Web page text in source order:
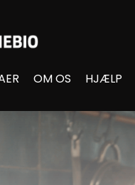
OM OS HJÆLP